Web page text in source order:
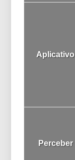
Aplicativo
Perceber